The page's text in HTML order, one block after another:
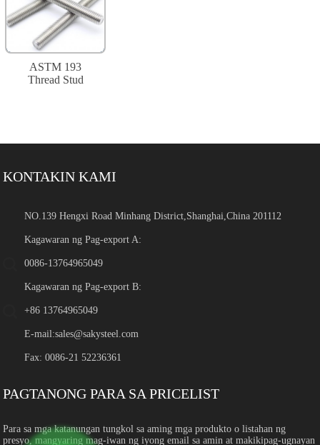
ASTM 193
Thread Stud
KONTAKIN KAMI
NO.139 Hengxi Road Minhang District,Shanghai,China 201112
Kagawaran ng Pag-export A:
0086-13764965049
Kagawaran ng Pag-export B:
+86 13764965049
E-mail:sales@sakysteel.com
Fax: 0086-21 52236361
PAGTANONG PARA SA PRICELIST
Para sa mga katanungan tungkol sa aming mga produkto o listahan ng
presyo, mangyaring mag-iwan ng iyong email sa amin at makikipag-ugnayan